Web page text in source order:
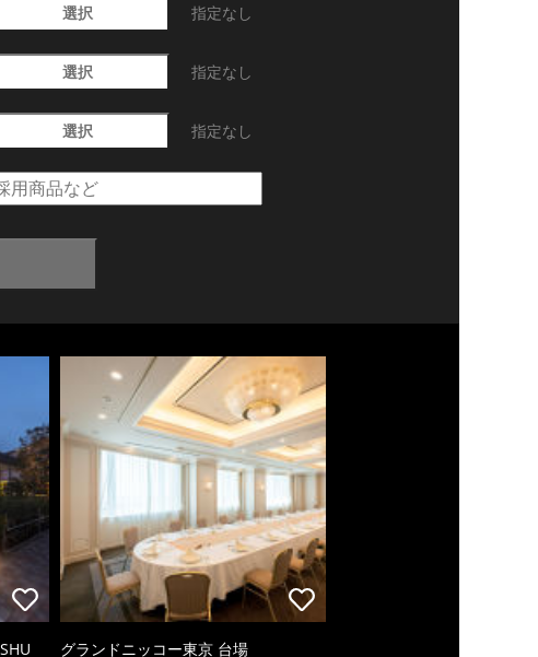
選択 指定なし
選択 指定なし
選択 指定なし
グランドニッコー東京 台場